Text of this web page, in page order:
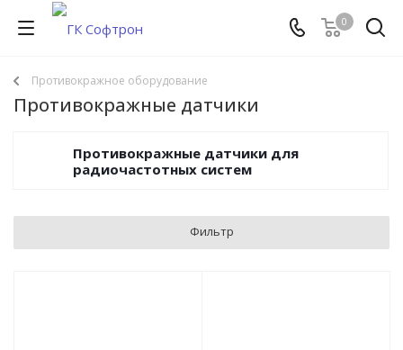
0
Противокражное оборудование
Противокражные датчики
Противокражные датчики для
радиочастотных систем
Фильтр